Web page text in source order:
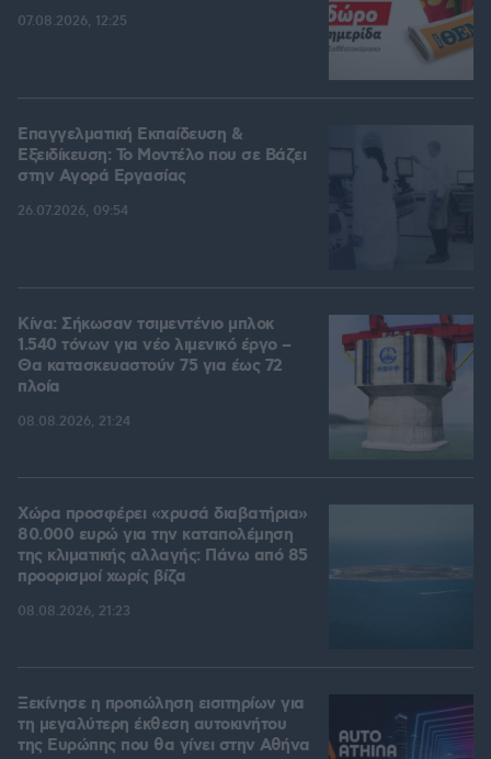
07.08.2026, 12:25
Επαγγελματική Εκπαίδευση &
Εξειδίκευση: Το Mοντέλο που σε Bάζει
στην Aγορά Eργασίας
26.07.2026, 09:54
Κίνα: Σήκωσαν τσιμεντένιο μπλοκ
1.540 τόνων για νέο λιμενικό έργο –
Θα κατασκευαστούν 75 για έως 72
πλοία
08.08.2026, 21:24
Χώρα προσφέρει «χρυσά διαβατήρια»
80.000 ευρώ για την καταπολέμηση
της κλιματικής αλλαγής: Πάνω από 85
προορισμοί χωρίς βίζα
08.08.2026, 21:23
Ξεκίνησε η προπώληση εισιτηρίων για
τη μεγαλύτερη έκθεση αυτοκινήτου
της Ευρώπης που θα γίνει στην Αθήνα